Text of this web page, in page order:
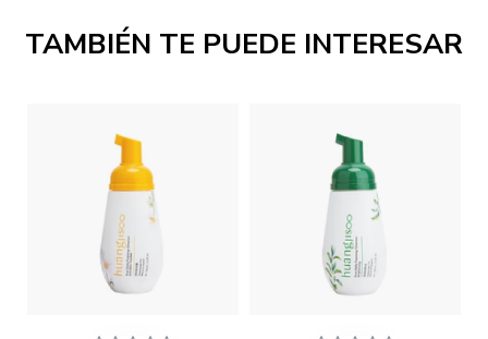
TAMBIÉN TE PUEDE INTERESAR